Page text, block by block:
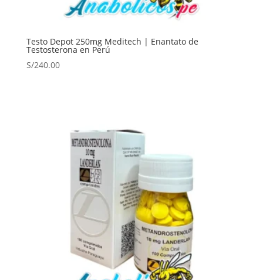
Testo Depot 250mg Meditech | Enantato de
Testosterona en Perú
S/240.00